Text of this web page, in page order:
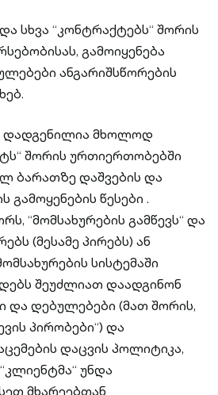
და სხვა “კონტრაქტებს“ შორის
გამოიყენება
ანგარიშსწორების
დადგენილია მხოლოდ
შორის ურთიერთობებში
ბარათზე დაშვების და
წესები .
“მომსახურების გამწევს“ და
(მესამე პირებს) ან
სისტემაში
შეუძლიათ დაადგინონ
და დებულებები (მათ შორის,
პირობები“) და
დაცვის პოლიტიკა,
უნდა
მხარეებთან